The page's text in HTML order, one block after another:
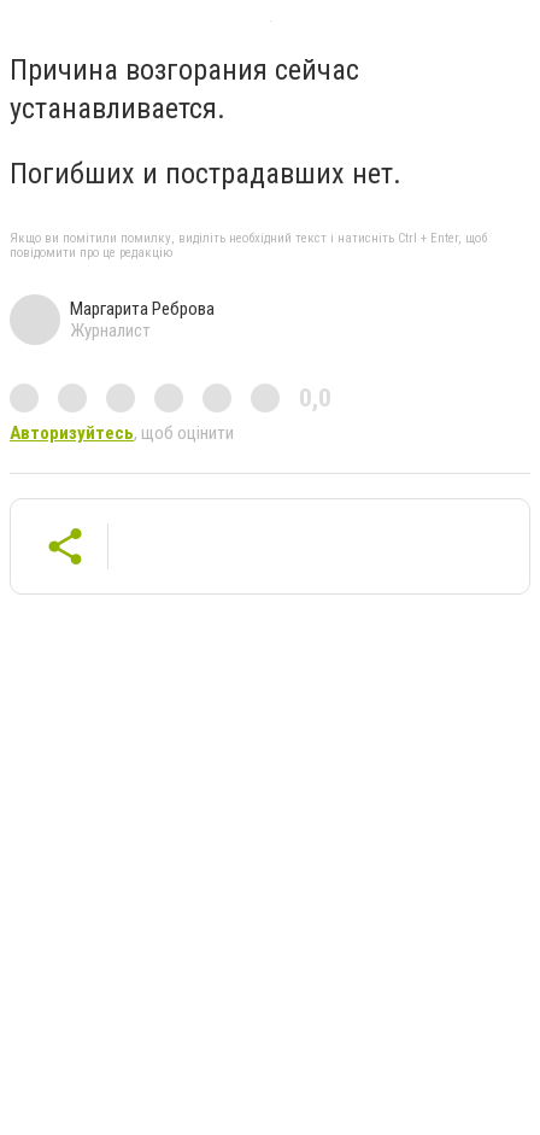
Причина возгорания сейчас
устанавливается.
Погибших и пострадавших нет.
Якщо ви помітили помилку, виділіть необхідний текст і натисніть Ctrl + Enter, щоб
повідомити про це редакцію
Маргарита Реброва
Журналист
0,0
Авторизуйтесь, щоб оцінити